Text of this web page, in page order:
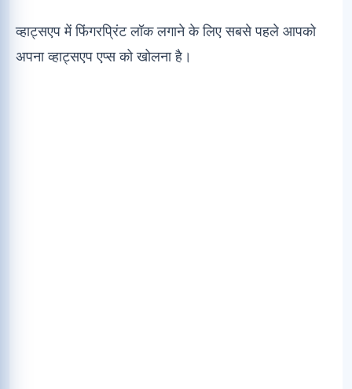
व्हाट्सएप में फिंगरप्रिंट लॉक लगाने के लिए सबसे पहले आपको
अपना व्हाट्सएप एप्स को खोलना है।